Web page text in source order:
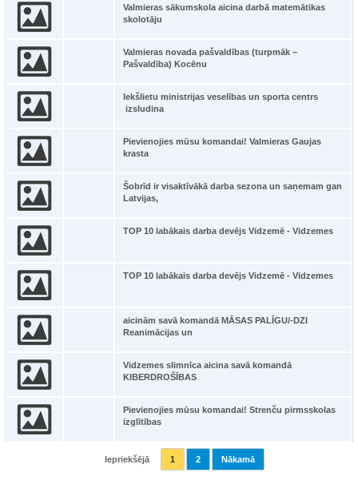
Valmieras sākumskola aicina darbā matemātikas
skolotāju
Valmieras novada pašvaldības (turpmāk –
Pašvaldība) Kocēnu
Iekšlietu ministrijas veselības un sporta centrs
izsludina
Pievienojies mūsu komandai! Valmieras Gaujas
krasta
Šobrīd ir visaktīvākā darba sezona un saņemam gan
Latvijas,
TOP 10 labākais darba devējs Vidzemē - Vidzemes
TOP 10 labākais darba devējs Vidzemē - Vidzemes
aicinām savā komandā MĀSAS PALĪGU/-DZI
Reanimācijas un
Vidzemes slimnīca aicina savā komandā
KIBERDROŠĪBAS
Pievienojies mūsu komandai! Strenču pirmsskolas
izglītības
Iepriekšējā 1 2 Nākamā